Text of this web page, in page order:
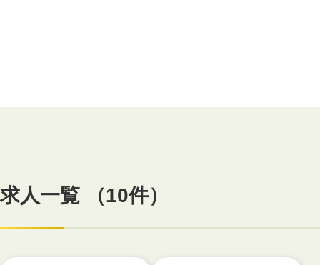
求人一覧 （10件）